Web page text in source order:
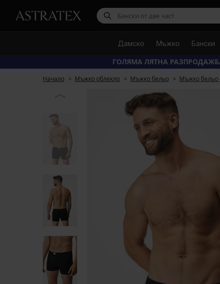
Дамско Мъжко Бански
ГОЛЯМА ЛЯТНА
Начало Мъжко облекло Мъжко бельо Мъжко бельо